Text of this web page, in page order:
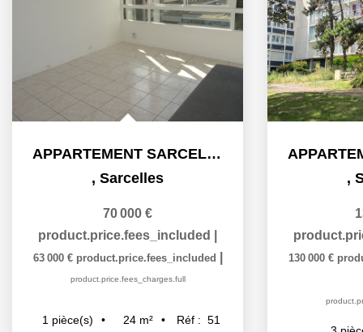
APPARTEMENT SARCELLES - 1 pièce(s) - 25 m2
, Sarcelles
70 000 €
product.price.fees_included
63 000 € product.price.fees_included
product.price.fees_charges.full
1 pièce(s) 24 m² Réf : 51
,
130 000 €